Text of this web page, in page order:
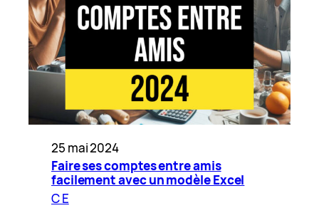
25 mai 2024
Faire ses comptes entre amis
facilement avec un modèle Excel
C E